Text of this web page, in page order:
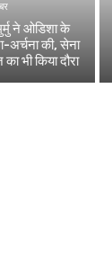
ने ओडिशा के
अर्चना की, सेना
भी किया दौरा